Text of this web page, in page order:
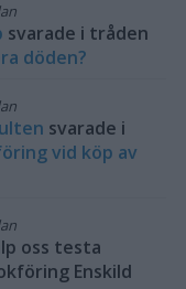
svarade i tråden
döden?
svarade i
vid köp av
oss testa
Enskild